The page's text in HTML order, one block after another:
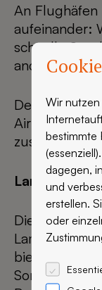
An
aufeinander:
schnelle
andere eine
Der neue
Airport zeigt,
Lange
Die
Lamellen ist
bietet
Sortiment.
Wir
bestimmte
dagegen,
und
erstellen.
oder